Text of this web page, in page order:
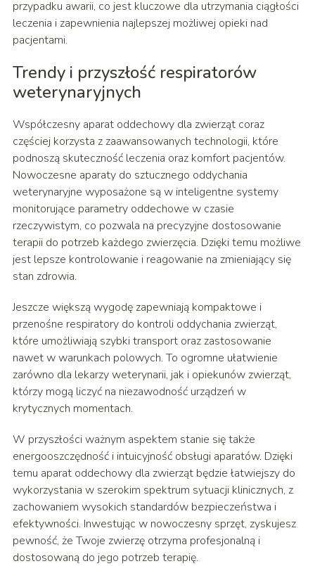
przypadku awarii, co jest kluczowe dla utrzymania ciągłości
leczenia i zapewnienia najlepszej możliwej opieki nad
pacjentami.
Trendy i przyszłość respiratorów
weterynaryjnych
Współczesny aparat oddechowy dla zwierząt coraz
częściej korzysta z zaawansowanych technologii, które
podnoszą skuteczność leczenia oraz komfort pacjentów.
Nowoczesne aparaty do sztucznego oddychania
weterynaryjne wyposażone są w inteligentne systemy
monitorujące parametry oddechowe w czasie
rzeczywistym, co pozwala na precyzyjne dostosowanie
terapii do potrzeb każdego zwierzęcia. Dzięki temu możliwe
jest lepsze kontrolowanie i reagowanie na zmieniający się
stan zdrowia.
Jeszcze większą wygodę zapewniają kompaktowe i
przenośne respiratory do kontroli oddychania zwierząt,
które umożliwiają szybki transport oraz zastosowanie
nawet w warunkach polowych. To ogromne ułatwienie
zarówno dla lekarzy weterynarii, jak i opiekunów zwierząt,
którzy mogą liczyć na niezawodność urządzeń w
krytycznych momentach.
W przyszłości ważnym aspektem stanie się także
energooszczędność i intuicyjność obsługi aparatów. Dzięki
temu aparat oddechowy dla zwierząt będzie łatwiejszy do
wykorzystania w szerokim spektrum sytuacji klinicznych, z
zachowaniem wysokich standardów bezpieczeństwa i
efektywności. Inwestując w nowoczesny sprzęt, zyskujesz
pewność, że Twoje zwierzę otrzyma profesjonalną i
dostosowaną do jego potrzeb terapię.